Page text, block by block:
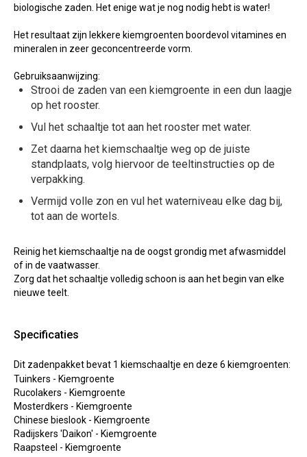
biologische zaden. Het enige wat je nog nodig hebt is water!
Het resultaat zijn lekkere kiemgroenten boordevol vitamines en
mineralen in zeer geconcentreerde vorm.
Gebruiksaanwijzing:
Strooi de zaden van een kiemgroente in een dun laagje
op het rooster.
Vul het schaaltje tot aan het rooster met water.
Zet daarna het kiemschaaltje weg op de juiste
standplaats, volg hiervoor de teeltinstructies op de
verpakking.
Vermijd volle zon en vul het waterniveau elke dag bij,
tot aan de wortels.
Reinig het kiemschaaltje na de oogst grondig met afwasmiddel
of in de vaatwasser.
Zorg dat het schaaltje volledig schoon is aan het begin van elke
nieuwe teelt.
Specificaties
Dit zadenpakket bevat 1 kiemschaaltje en deze 6 kiemgroenten:
Tuinkers - Kiemgroente
Rucolakers - Kiemgroente
Mosterdkers - Kiemgroente
Chinese bieslook - Kiemgroente
Radijskers 'Daikon' - Kiemgroente
Raapsteel - Kiemgroente